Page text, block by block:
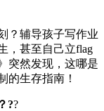
？辅导孩子写作业
，甚至自己立flag
突然发现，这哪是
的生存指南！
??